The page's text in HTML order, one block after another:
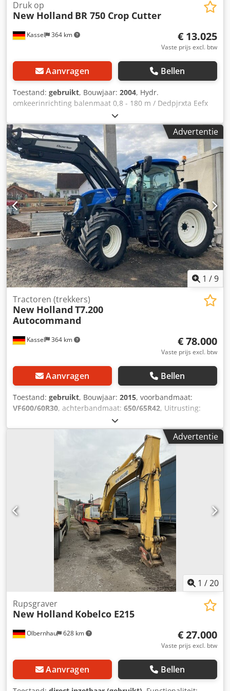
Kassel 364 km
Druk op
New Holland BR 750 Crop Cutter
€ 13.025
Vaste prijs excl. btw
Aanvragen Bellen
Toestand: gebruikt, Bouwjaar: 2004, Hydr.
omkeerinrichting balenmaat 0,8 - 180 m / Dedpjrxta Eefx
Advertentie
1 /9
Kassel 364 km
Tractoren (trekkers)
New Holland T7.200
Autocommand
€ 78.000
Vaste prijs excl. btw
Aanvragen Bellen
Toestand: gebruikt, Bouwjaar: 2015, voorbandmaat:
VF600/60R30, achterbandmaat: 650/65R42, Uitrusting:
luchtdrukrem, voorlader, voorste aftakas
Quicke, Michelin-bereifing Dkodpfx Astncb Iedrsr
Advertentie
1 /20
Olbernhau 628 km
Rupsgraver
New Holland Kobelco E215
€ 27.000
Vaste prijs excl. btw
Aanvragen Bellen